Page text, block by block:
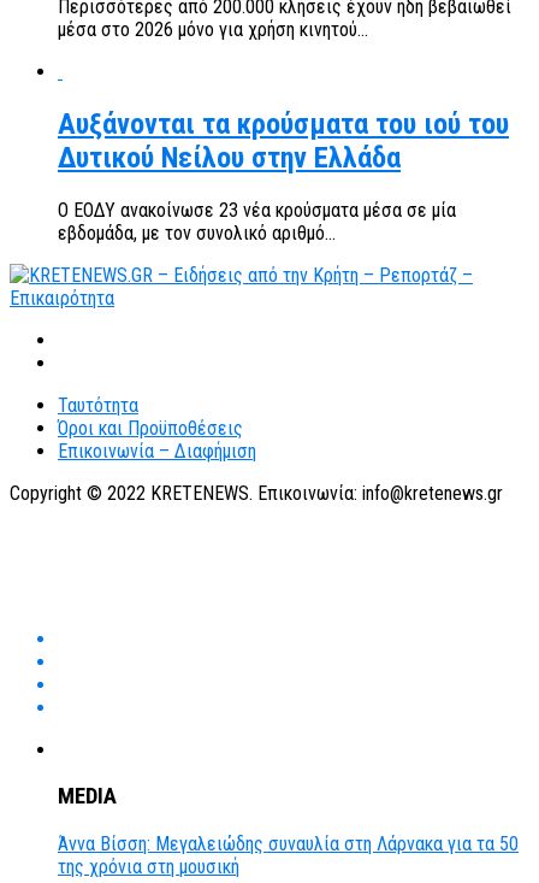
Περισσότερες από 200.000 κλήσεις έχουν ήδη βεβαιωθεί
μέσα στο 2026 μόνο για χρήση κινητού...
Αυξάνονται τα κρούσματα του ιού του
Δυτικού Νείλου στην Ελλάδα
Ο ΕΟΔΥ ανακοίνωσε 23 νέα κρούσματα μέσα σε μία
εβδομάδα, με τον συνολικό αριθμό...
Ταυτότητα
Όροι και Προϋποθέσεις
Επικοινωνία – Διαφήμιση
Copyright © 2022 KRETENEWS. Επικοινωνία: info@kretenews.gr
MEDIA
Άννα Βίσση: Μεγαλειώδης συναυλία στη Λάρνακα για τα 50
της χρόνια στη μουσική